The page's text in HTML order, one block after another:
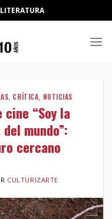
, CRÍTICA, NOTICIAS
cine “Soy la
mundo”:
cercano
CULTURIZARTE